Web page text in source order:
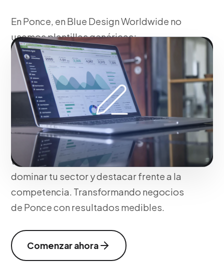
En Ponce, en Blue Design Worldwide no
usamos plantillas genéricas;
estructuramos tu estrategia en Ponce de
diseño gráfico publicitario y piezas
gráficas basándonos en la identidad
única de tu firma y en el comportamiento
de tus clientes ideales. Este enfoque
asegura indicadores medibles,
adaptación perfecta a las nuevas
tecnologías y tácticas optimizadas para
dominar tu sector y destacar frente a la
competencia. Transformando negocios
de Ponce con resultados medibles.
Comenzar ahora